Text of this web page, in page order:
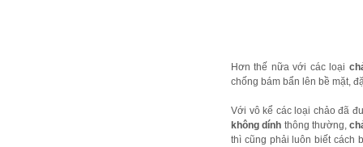
Hơn thế nữa với các loại
chống bám bẩn lên bề mặt,
Với vô kể các loại chảo đã
không dính thông thường,
thì cũng phải luôn biết cách